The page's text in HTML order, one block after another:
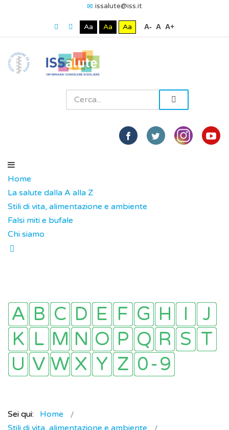
issalute@iss.it
Aa Aa Aa A- A A+
Home
La salute dalla A alla Z
Stili di vita, alimentazione e ambiente
Falsi miti e bufale
Chi siamo
Sei qui:
Home